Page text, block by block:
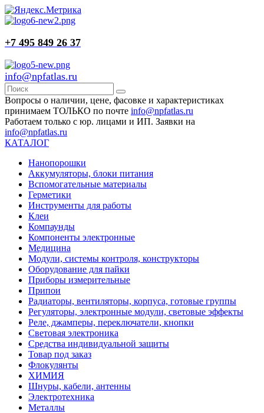
+7 495 849 26 37
info@npfatlas.ru
Вопросы о наличии, цене, фасовке и характеристиках
принимаем ТОЛЬКО по почте info@npfatlas.ru
Работаем только с юр. лицами и ИП. Заявки на
info@npfatlas.ru
КАТАЛОГ
Нанопорошки
Аккумуляторы, блоки питания
Вспомогательные материалы
Герметики
Инструменты для работы
Клеи
Компаунды
Компоненты электронные
Медицина
Модули, системы контроля, конструкторы
Оборудование для пайки
Приборы измерительные
Припои
Радиаторы, вентиляторы, корпуса, готовые группы
Регуляторы, электронные модули, световые эффекты
Реле, джамперы, переключатели, кнопки
Световая электроника
Средства индивидуальной защиты
Товар под заказ
Флокулянты
ХИМИЯ
Шнуры, кабели, антенны
Электротехника
Металлы